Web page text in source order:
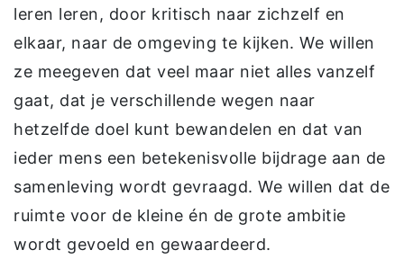
leren leren, door kritisch naar zichzelf en
elkaar, naar de omgeving te kijken. We willen
ze meegeven dat veel maar niet alles vanzelf
gaat, dat je verschillende wegen naar
hetzelfde doel kunt bewandelen en dat van
ieder mens een betekenisvolle bijdrage aan de
samenleving wordt gevraagd. We willen dat de
ruimte voor de kleine én de grote ambitie
wordt gevoeld en gewaardeerd.